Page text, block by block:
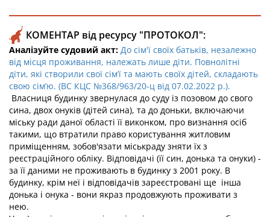
КОМЕНТАР від ресурсу "ПРОТОКОЛ":
Аналізуйте судовий акт: До сім'ї своїх батьків, незалежно
від місця проживання, належать лише діти. Повнолітні
діти, які створили свої сім’ї та мають своїх дітей, складають
свою сім’ю. (ВС КЦС №368/963/20-ц від 07.02.2022 р.).
Власниця будинку звернулася до суду із позовом до свого
сина, двох онуків (дітей сина), та до доньки, включаючи
міську ради даної області її виконком, про визнання осіб
такими, що втратили право користування житловим
приміщенням, зобов'язати міськраду зняти їх з
реєстраційного обліку. Відповідачі (її син, донька та онуки) -
за її даними не проживають в будинку з 2001 року. В
будинку, крім неї і відповідачів зареєстровані ще інша
донька і онука - вони якраз продовжують проживати з
нею.